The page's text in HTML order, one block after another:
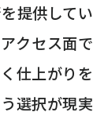
提供してい
クセス面で
仕上がりを
選択が現実